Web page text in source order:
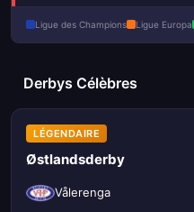
Ligue des Champions Ligue Europa
Derbys Célèbres
LÉGENDAIRE
Østlandsderby
Vålerenga